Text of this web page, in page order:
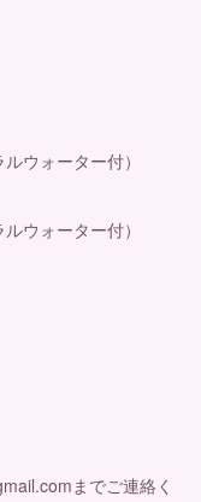
ルウォーター付）
ルウォーター付）
までご連絡く